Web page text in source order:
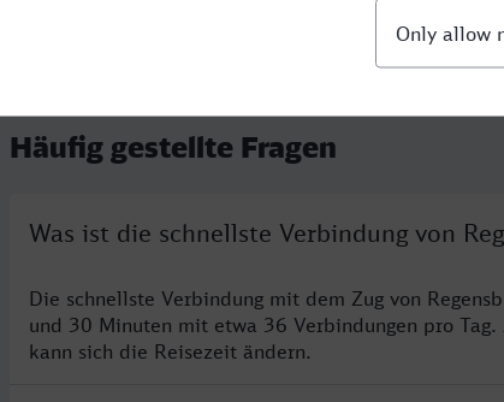
Häufig gestellte Fragen
Was ist die schnellste Verbindung von
Die schnellste Verbindung mit dem Zug von
und 30 Minuten mit etwa 36 Verbindungen pro Tag.
kann sich die Reisezeit ändern.